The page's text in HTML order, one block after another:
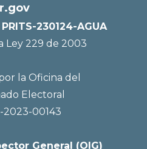
230124-AGUA
Ley 229 de 2003
la Oficina del
Electoral
2023-00143
General (OIG)